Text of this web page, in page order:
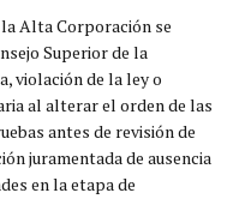
Alta Corporación se
Superior de la
violación de la ley o
al alterar el orden de las
antes de revisión de
juramentada de ausencia
en la etapa de